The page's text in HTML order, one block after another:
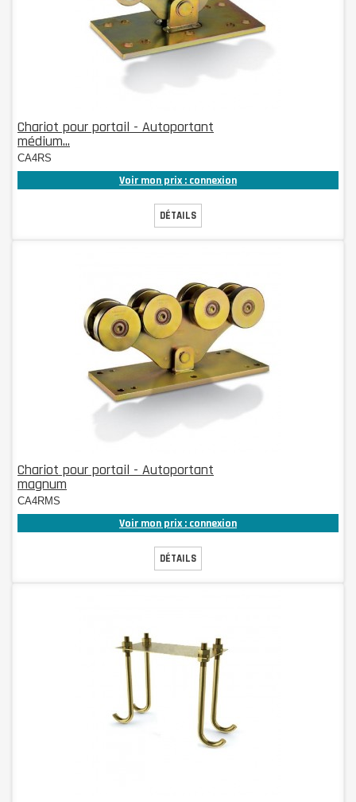
Chariot pour portail - Autoportant
médium...
CA4RS
Voir mon prix : connexion
DÉTAILS
Chariot pour portail - Autoportant
magnum
CA4RMS
Voir mon prix : connexion
DÉTAILS